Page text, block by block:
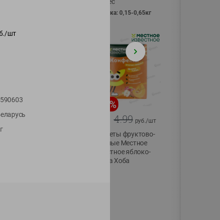
фасовка: 0,15-0,65кг
-13
5.99
%
4.99 руб./шт
Конфеты фруктово-
ягодные Местное
известное яблоко-
тыква Хоба
шт